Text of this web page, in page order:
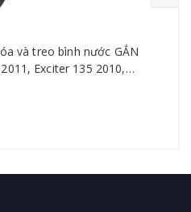
và treo bình nước GẮN
Exciter 135 2010,
WAVE...